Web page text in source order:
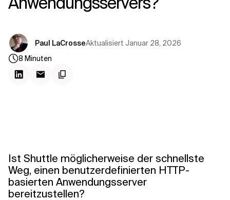
Paul LaCrosseAktualisiert Januar 28, 2026
8 Minuten
Ist Shuttle möglicherweise der schnellste
Weg, einen benutzerdefinierten HTTP-
basierten Anwendungsserver
bereitzustellen?